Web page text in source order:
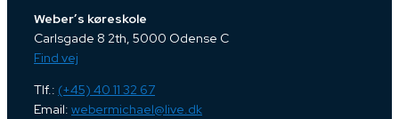
Weber’s køreskole
Carlsgade 8 2th, 5000 Odense C
Find vej
Tlf.: (+45) 40 11 32 67
Email: webermichael@live.dk